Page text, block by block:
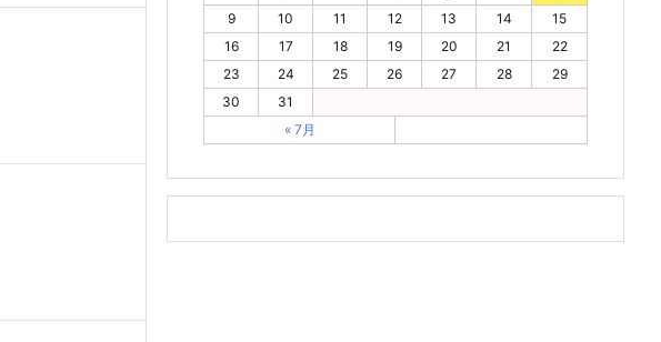
9
10 11 12 13 14
15
16
17 18 19 20 21
22
23
24 25 26 27 28
29
30
31
« 7月